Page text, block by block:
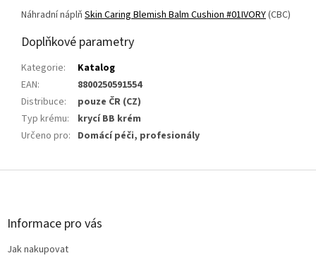
Náhradní náplň Skin Caring Blemish Balm Cushion #01IVORY(CBC)
Doplňkové parametry
Kategorie:
Katalog
EAN:
8800250591554
Distribuce:
pouze ČR (CZ)
Typ krému:
krycí BB krém
Určeno pro: Domácí péči, profesionály
Z
Informace pro vás
Jak nakupovat